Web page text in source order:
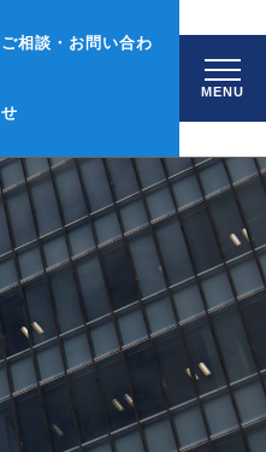
ご相談・お問い合わ
せ
MENU